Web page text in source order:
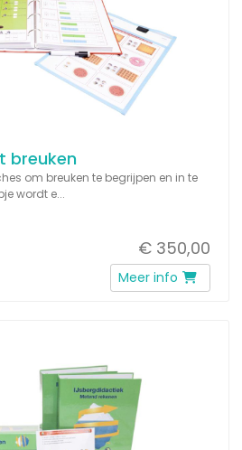
breuken
om breuken te begrijpen en in te
wordt e...
€ 350,00
Meer info